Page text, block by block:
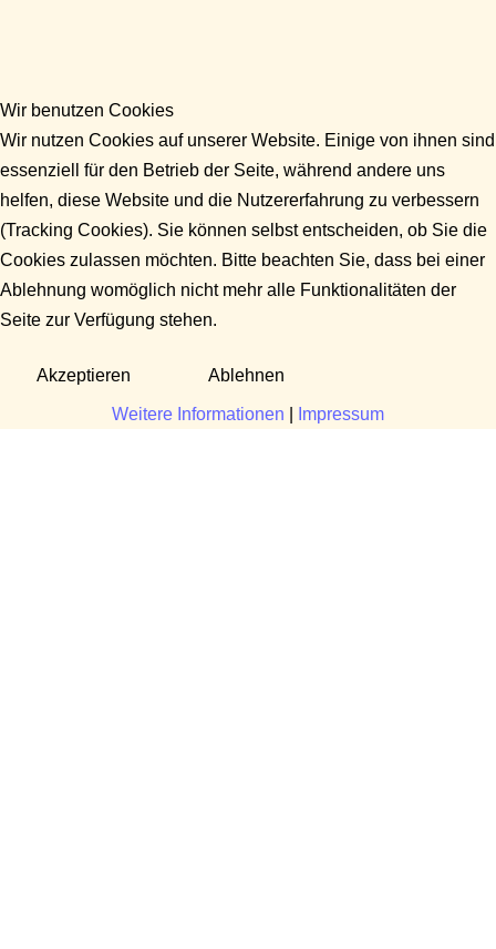
Wir benutzen Cookies
Wir nutzen Cookies auf unserer Website. Einige von ihnen sind
essenziell für den Betrieb der Seite, während andere uns
helfen, diese Website und die Nutzererfahrung zu verbessern
(Tracking Cookies). Sie können selbst entscheiden, ob Sie die
Cookies zulassen möchten. Bitte beachten Sie, dass bei einer
Ablehnung womöglich nicht mehr alle Funktionalitäten der
Seite zur Verfügung stehen.
Akzeptieren Ablehnen
Weitere Informationen Impressum